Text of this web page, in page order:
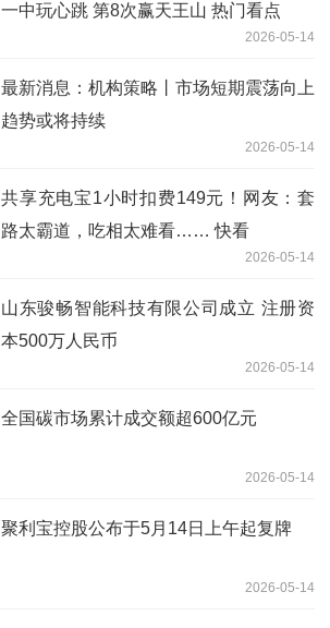
一中玩心跳 第8次赢天王山 热门看点
2026-05-14
最新消息：机构策略丨市场短期震荡向上
趋势或将持续
2026-05-14
共享充电宝1小时扣费149元！网友：套
路太霸道，吃相太难看…… 快看
2026-05-14
山东骏畅智能科技有限公司成立 注册资
本500万人民币
2026-05-14
全国碳市场累计成交额超600亿元
2026-05-14
聚利宝控股公布于5月14日上午起复牌
2026-05-14